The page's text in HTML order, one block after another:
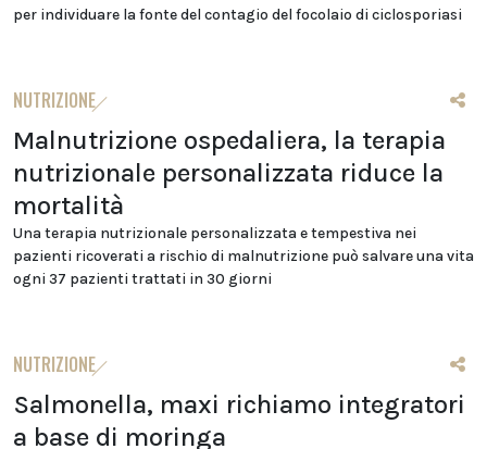
per individuare la fonte del contagio del focolaio di ciclosporiasi
NUTRIZIONE
Malnutrizione ospedaliera, la terapia
nutrizionale personalizzata riduce la
mortalità
Una terapia nutrizionale personalizzata e tempestiva nei
pazienti ricoverati a rischio di malnutrizione può salvare una vita
ogni 37 pazienti trattati in 30 giorni
NUTRIZIONE
Salmonella, maxi richiamo integratori
a base di moringa